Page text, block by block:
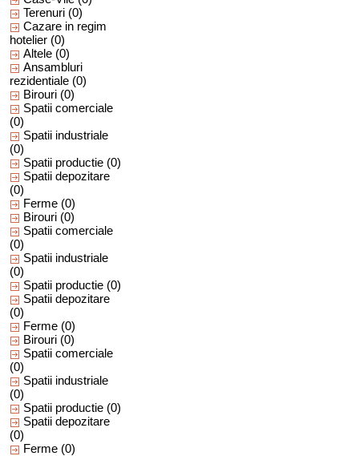
Terenuri (0)
Cazare in regim
hotelier (0)
Altele (0)
Ansambluri
rezidentiale (0)
Birouri (0)
Spatii comerciale
(0)
Spatii industriale
(0)
Spatii productie (0)
Spatii depozitare
(0)
Ferme (0)
Birouri (0)
Spatii comerciale
(0)
Spatii industriale
(0)
Spatii productie (0)
Spatii depozitare
(0)
Ferme (0)
Birouri (0)
Spatii comerciale
(0)
Spatii industriale
(0)
Spatii productie (0)
Spatii depozitare
(0)
Ferme (0)